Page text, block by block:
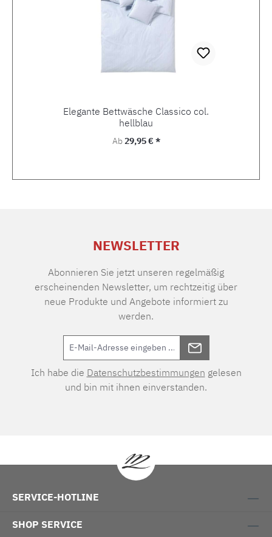
Elegante Bettwäsche Classico col.
hellblau
Regulärer Preis:
Ab29,95 € *
NEWSLETTER
Abonnieren Sie jetzt unseren regelmäßig
erscheinenden Newsletter, um rechtzeitig über
neue Produkte und Angebote informiert zu
werden.
Ich habe die Datenschutzbestimmungen gelesen
und bin mit ihnen einverstanden.
SERVICE-HOTLINE
SHOP SERVICE